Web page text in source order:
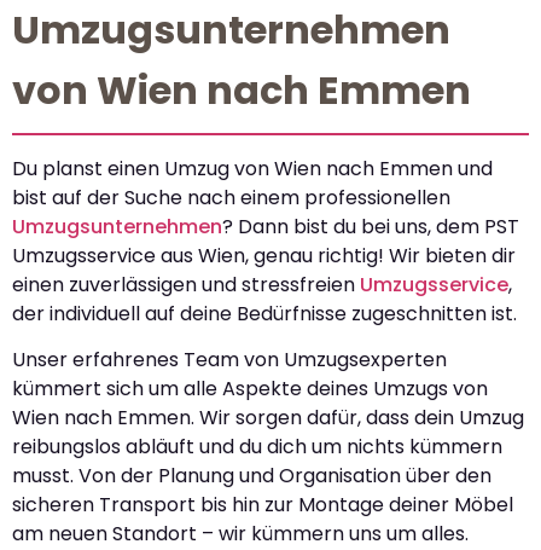
Umzugsunternehmen
von Wien nach Emmen
Du planst einen Umzug von Wien nach Emmen und
bist auf der Suche nach einem professionellen
Umzugsunternehmen? Dann bist du bei uns, dem PST
Umzugsservice aus Wien, genau richtig! Wir bieten dir
einen zuverlässigen und stressfreien Umzugsservice,
der individuell auf deine Bedürfnisse zugeschnitten ist.
Unser erfahrenes Team von Umzugsexperten
kümmert sich um alle Aspekte deines Umzugs von
Wien nach Emmen. Wir sorgen dafür, dass dein Umzug
reibungslos abläuft und du dich um nichts kümmern
musst. Von der Planung und Organisation über den
sicheren Transport bis hin zur Montage deiner Möbel
am neuen Standort – wir kümmern uns um alles.